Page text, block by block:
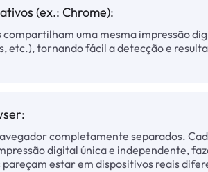
(ex.: Chrome):
compartilham uma mesma impressão
etc.), tornando fácil a detecção e
completamente separados.
digital única e independente,
pareçam estar em dispositivos reais